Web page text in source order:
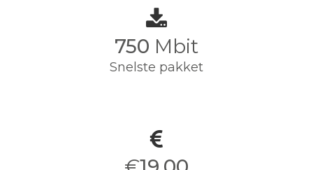
750 Mbit
Snelste pakket